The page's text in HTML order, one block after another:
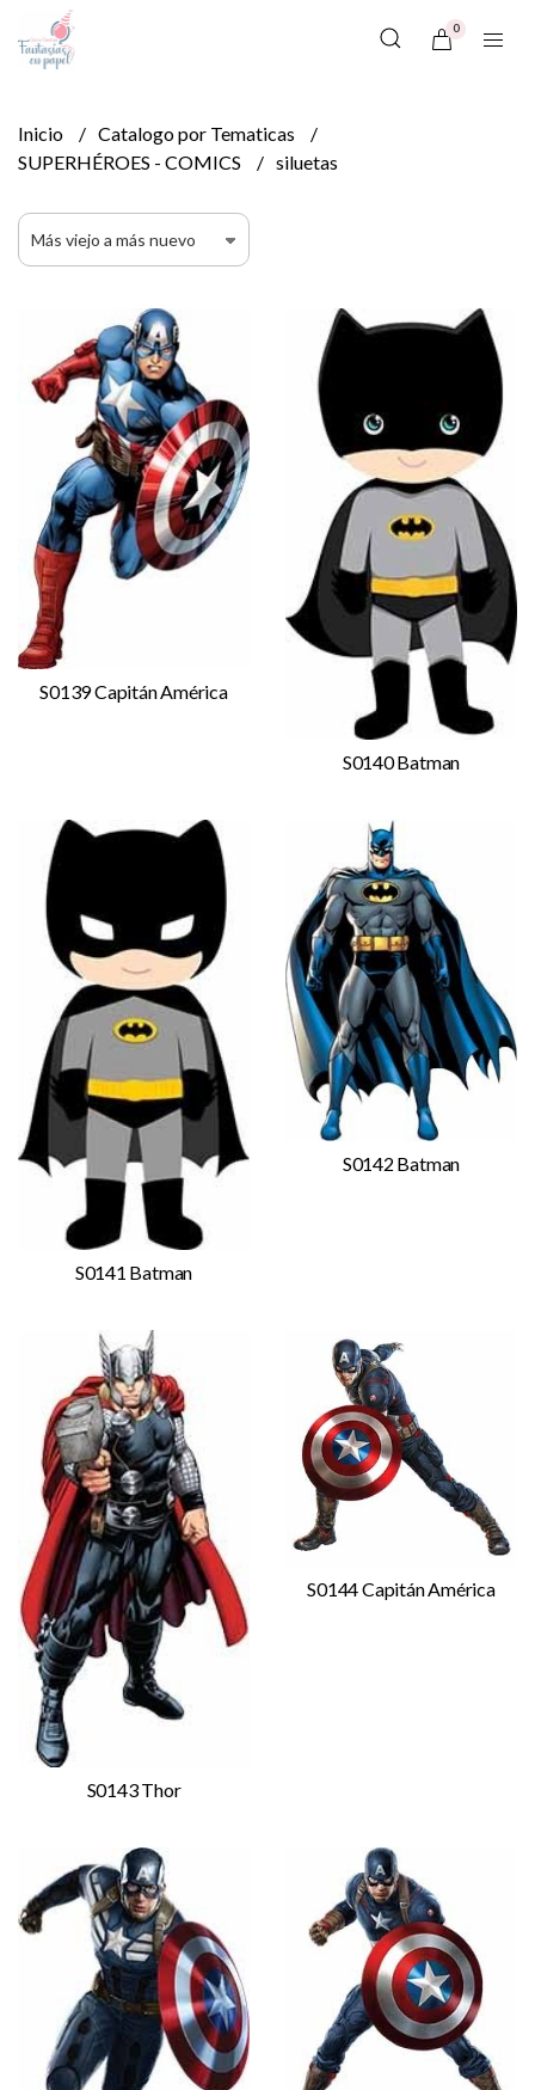
0
Inicio
Catalogo por Tematicas
SUPERHÉROES - COMICS
siluetas
S0139 Capitán América
S0140 Batman
S0141 Batman
S0142 Batman
S0143 Thor
S0144 Capitán América